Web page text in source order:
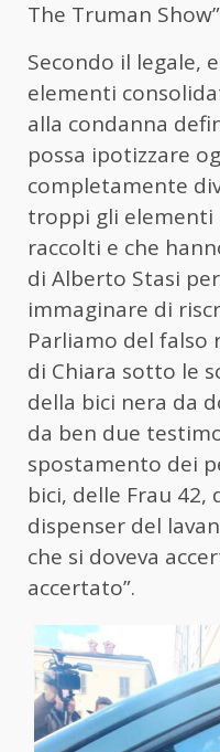
The Truman
Secondo il legale,
elementi
alla condanna
possa ipotizzare
completamente
troppi gli elementi
raccolti e che
di Alberto Stasi
immaginare di
Parliamo del
di Chiara sotto le
della bici nera da
da ben due
spostamento dei
bici, delle Frau
dispenser del
che si doveva
accertato”.